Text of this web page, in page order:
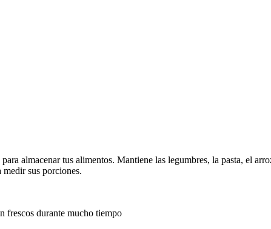
almacenar tus alimentos. Mantiene las legumbres, la pasta, el
sus porciones.
frescos durante mucho tiempo